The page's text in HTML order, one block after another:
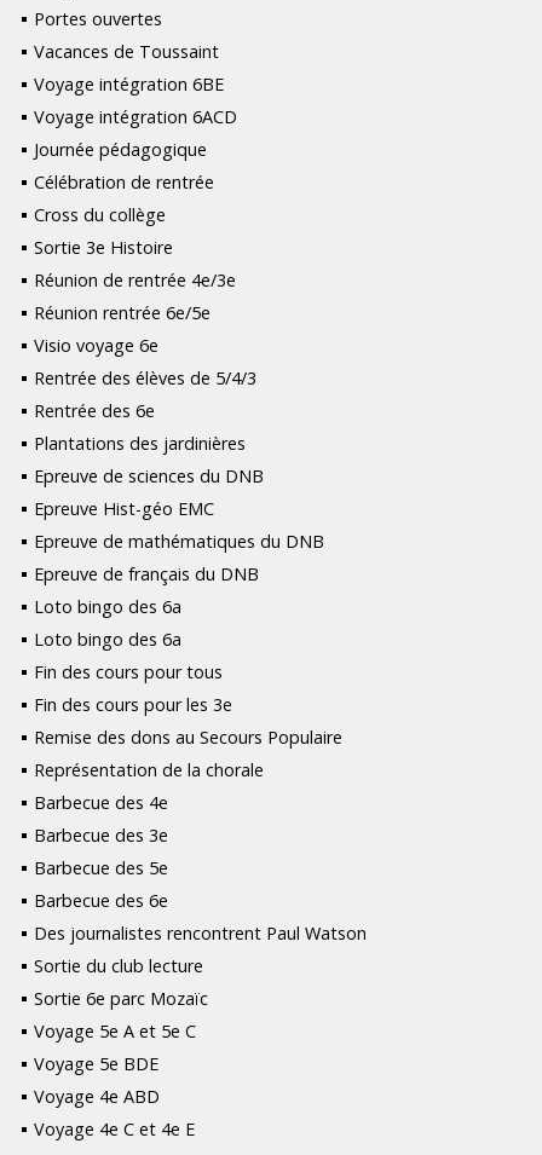
Portes ouvertes
Vacances de Toussaint
Voyage intégration 6BE
Voyage intégration 6ACD
Journée pédagogique
Célébration de rentrée
Cross du collège
Sortie 3e Histoire
Réunion de rentrée 4e/3e
Réunion rentrée 6e/5e
Visio voyage 6e
Rentrée des élèves de 5/4/3
Rentrée des 6e
Plantations des jardinières
Epreuve de sciences du DNB
Epreuve Hist-géo EMC
Epreuve de mathématiques du DNB
Epreuve de français du DNB
Loto bingo des 6a
Loto bingo des 6a
Fin des cours pour tous
Fin des cours pour les 3e
Remise des dons au Secours Populaire
Représentation de la chorale
Barbecue des 4e
Barbecue des 3e
Barbecue des 5e
Barbecue des 6e
Des journalistes rencontrent Paul Watson
Sortie du club lecture
Sortie 6e parc Mozaïc
Voyage 5e A et 5e C
Voyage 5e BDE
Voyage 4e ABD
Voyage 4e C et 4e E